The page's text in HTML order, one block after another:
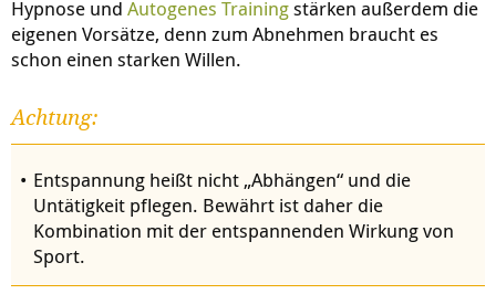
Hypnose und Autogenes Trainingstärken außerdem die
eigenen Vorsätze, denn zum Abnehmen braucht es
schon einen starken Willen.
Achtung:
Entspannung heißt nicht „Abhängen“ und die
Untätigkeit pflegen. Bewährt ist daher die
Kombination mit der entspannenden Wirkung von
Sport.